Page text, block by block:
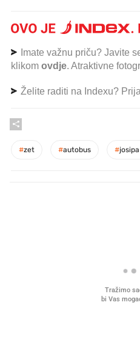
Imate važnu priču? Javite
klikom ovdje. Atraktivne
Želite raditi na Indexu?
#zet #autobus #